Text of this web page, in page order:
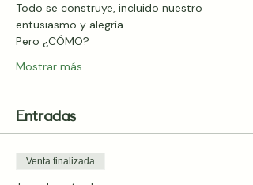
Todo se construye, incluido nuestro
entusiasmo y alegría.
Pero ¿CÓMO?
Mostrar más
Entradas
Venta finalizada